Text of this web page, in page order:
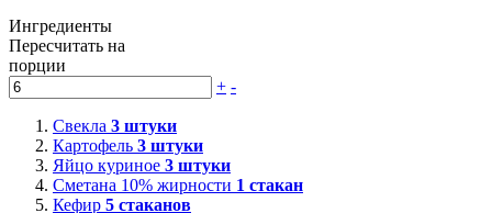
Ингредиенты
Пересчитать на
порции
+ -
Свекла 3 штуки
Картофель 3 штуки
Яйцо куриное 3 штуки
Сметана 10% жирности 1 стакан
Кефир 5 стаканов